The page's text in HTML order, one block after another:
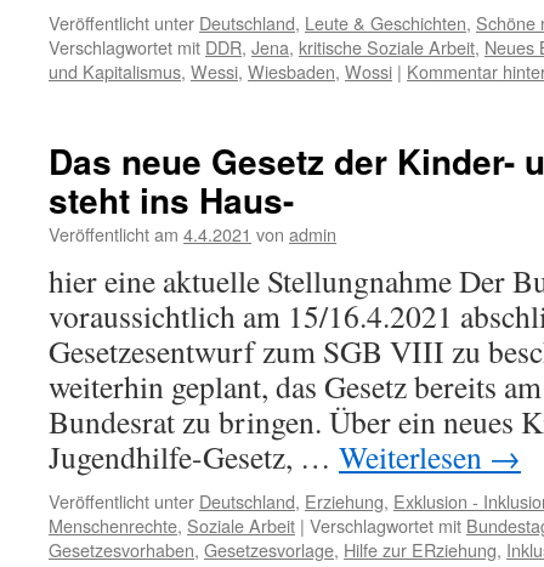
Veröffentlicht unter Deutschland, Leute & Geschichten, Schöne
Verschlagwortet mit DDR, Jena, kritische Soziale Arbeit, Neues
und Kapitalismus, Wessi, Wiesbaden, Wossi | Kommentar
Das neue Gesetz der Kinder-
steht ins Haus-
Veröffentlicht am 4.4.2021 von admin
hier eine aktuelle Stellungnahme Der
voraussichtlich am 15/16.4.2021
Gesetzesentwurf zum SGB VIII zu
weiterhin geplant, das Gesetz bereits
Bundesrat zu bringen. Über ein neues
Jugendhilfe-Gesetz, … Weiterlesen →
Veröffentlicht unter Deutschland, Erziehung, Exklusion -
Menschenrechte, Soziale Arbeit | Verschlagwortet mit
Gesetzesvorhaben, Gesetzesvorlage, Hilfe zur ERziehung,